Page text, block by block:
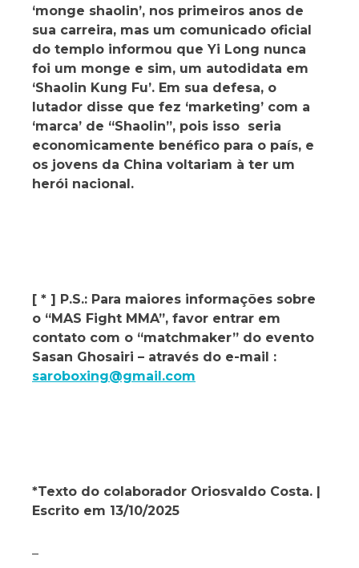
‘monge shaolin’, nos primeiros anos de
sua carreira, mas um comunicado oficial
do templo informou que Yi Long nunca
foi um monge e sim, um autodidata em
‘Shaolin Kung Fu’. Em sua defesa, o
lutador disse que fez ‘marketing’ com a
‘marca’ de “Shaolin”, pois isso seria
economicamente benéfico para o país, e
os jovens da China voltariam à ter um
herói nacional.
[ * ] P.S.: Para maiores informações sobre
o “MAS Fight MMA”, favor entrar em
contato com o “matchmaker” do evento
Sasan Ghosairi – através do e-mail :
saroboxing@gmail.com
*Texto do colaborador Oriosvaldo Costa. |
Escrito em 13/10/2025